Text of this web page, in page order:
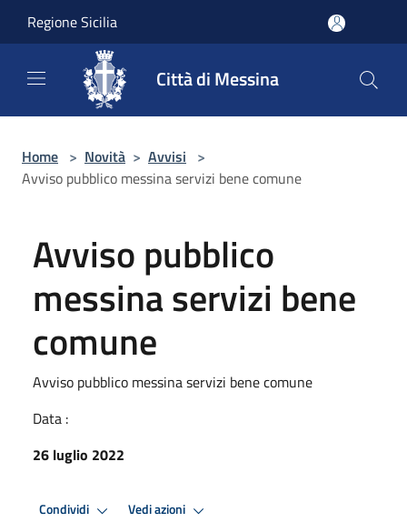
Regione Sicilia
Città di Messina
Home > Novità > Avvisi >
Avviso pubblico messina servizi bene comune
Avviso pubblico
messina servizi bene
comune
Avviso pubblico messina servizi bene comune
Data :
26 luglio 2022
Condividi Vedi azioni